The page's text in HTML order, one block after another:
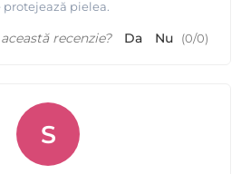
protejează pielea.
recenzie? Da Nu (0/0)
S